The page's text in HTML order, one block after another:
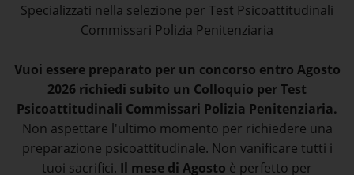
Specializzati nella selezione per Test Psicoattitudinali
Commissari Polizia Penitenziaria
Vuoi essere preparato per un concorso entro Agosto
2026 richiedi subito un Colloquio per Test
Psicoattitudinali Commissari Polizia Penitenziaria.
Non aspettare l'ultimo momento per richiedere una
preparazione psicoattitudinale. Non vanificare tutti i
tuoi sacrifici. Il mese di Agosto è perfetto per